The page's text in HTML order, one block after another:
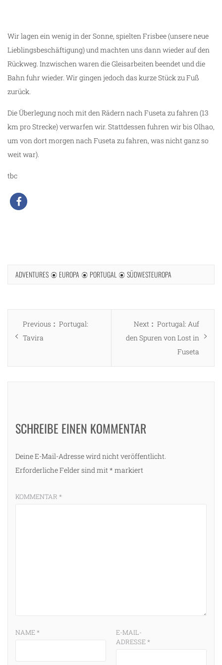
Wir lagen ein wenig in der Sonne, spielten Frisbee (unsere neue
Lieblingsbeschäftigung) und machten uns dann wieder auf den
Rückweg. Inzwischen waren die Gleisarbeiten beendet und die
Bahn fuhr wieder. Wir gingen jedoch das kurze Stück zu Fuß
zurück.
Die Überlegung noch mit den Rädern nach Fuseta zu fahren (13
km pro Strecke) verwarfen wir. Stattdessen fuhren wir bis Olhao,
um von dort morgen nach Fuseta zu fahren, was nicht ganz so
weit war).
tbc
ADVENTURES EUROPA PORTUGAL SÜDWESTEUROPA
Beitragsnavigation
Previous
Previous
Portugal:
Tavira
Next
Next
post:
Portugal: Auf
den Spuren von Lost in
Fuseta
SCHREIBE EINEN KOMMENTAR
Deine E-Mail-Adresse wird nicht veröffentlicht.
Erforderliche Felder sind mit * markiert
KOMMENTAR *
NAME*
E-MAIL-
ADRESSE*